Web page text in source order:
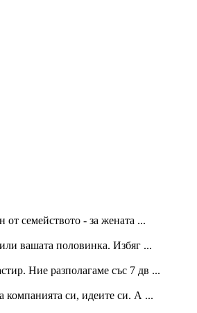
от семейството - за жената ...
вашата половинка. Избяг ...
Ние разполагаме със 7 дв ...
компанията си, идеите си. А ...